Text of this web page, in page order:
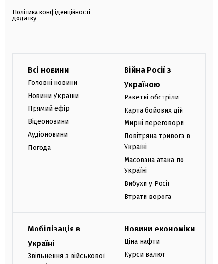
Політика конфіденційності
додатку
Всі новини
Головні новини
Новини України
Прямий ефір
Відеоновини
Аудіоновини
Погода
Війна Росії з
Україною
Ракетні обстріли
Карта бойових дій
Мирні переговори
Повітряна тривога в
Україні
Масована атака по
Україні
Вибухи у Росії
Втрати ворога
Мобілізація в
Україні
Звільнення з військової
Новини економіки
Ціна нафти
Курси валют